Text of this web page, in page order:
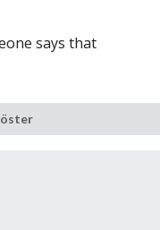
says that